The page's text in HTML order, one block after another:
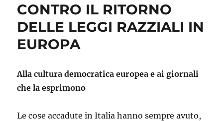
CONTRO IL RITORNO
DELLE LEGGI RAZZIALI IN
EUROPA
Alla cultura democratica europea e ai giornali
che la esprimono
Le cose accadute in Italia hanno sempre avuto,